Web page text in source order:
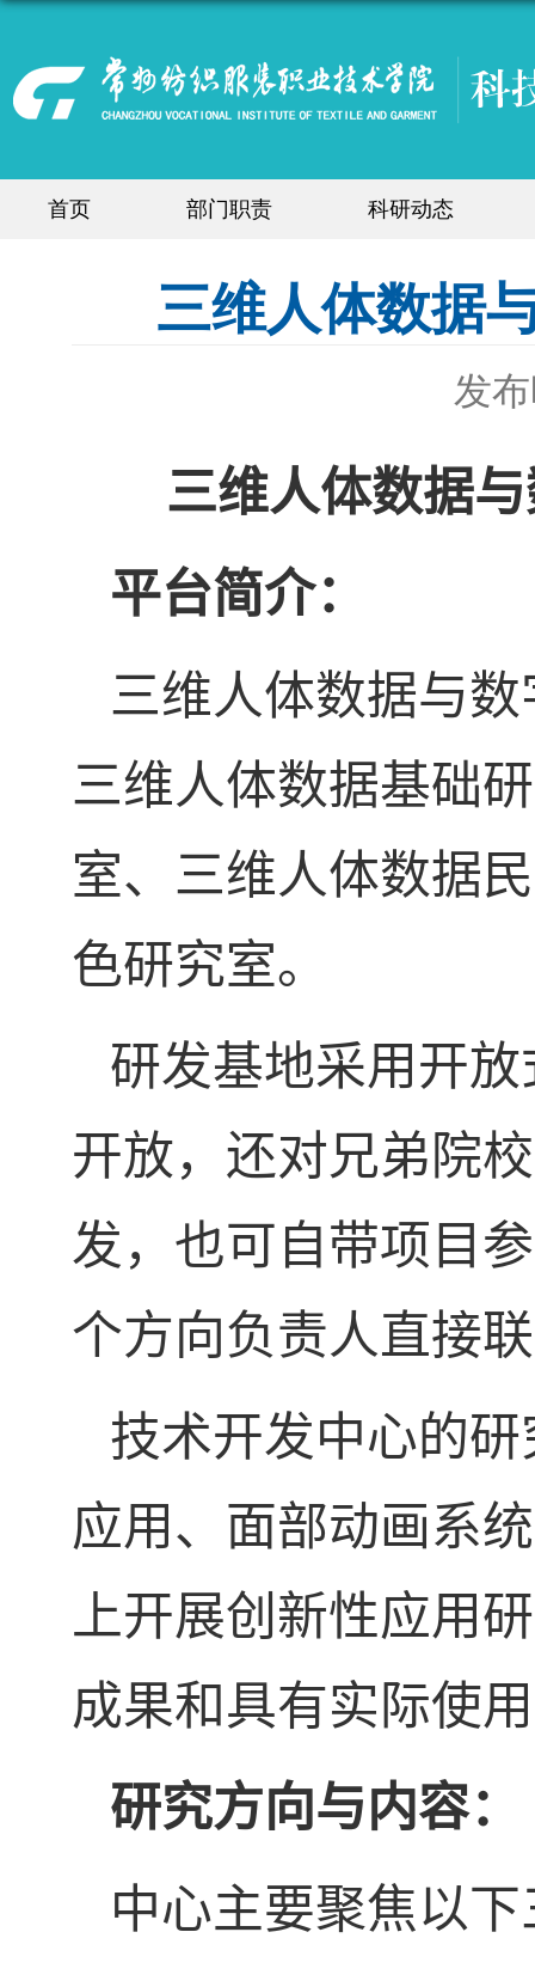
首页 部门职责 科研动态
三维人体数据
发
三维人体数据
平台简介：
三维人体数据与
三维人体数据基础
室、三维人体数据
色研究室。
研发基地采用开
开放，还对兄弟院
发，也可自带项目
个方向负责人直接
技术开发中心的
应用、面部动画系
上开展创新性应用
成果和具有实际使
研究方向与内容：
中心主要聚焦以